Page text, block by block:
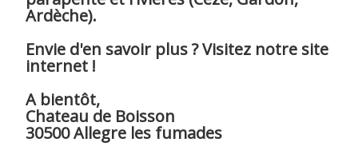
Ardèche).
Envie d'en savoir plus ? Visitez notre site
internet !
A bientôt,
Chateau de Boisson
30500 Allegre les fumades